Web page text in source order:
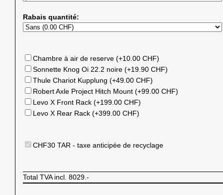
Rabais quantité:
Chambre à air de reserve (+10.00 CHF)
Sonnette Knog Oi 22.2 noire (+19.90 CHF)
Thule Chariot Kupplung (+49.00 CHF)
Robert Axle Project Hitch Mount (+99.00 CHF)
Levo X Front Rack (+199.00 CHF)
Levo X Rear Rack (+399.00 CHF)
CHF30 TAR - taxe anticipée de recyclage
Total TVA incl. 8029.-